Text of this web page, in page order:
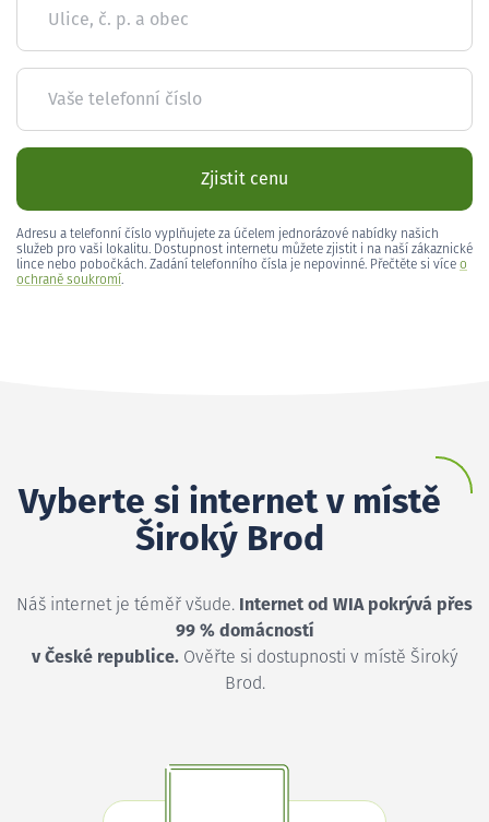
Ulice, č. p. a obec
Vaše telefonní číslo
Zjistit cenu
Adresu a telefonní číslo vyplňujete za účelem jednorázové nabídky našich
služeb pro vaši lokalitu. Dostupnost internetu můžete zjistit i na naší zákaznické
lince nebo pobočkách. Zadání telefonního čísla je nepovinné. Přečtěte si více o
ochraně soukromí.
Vyberte si internet v místě
Široký Brod
Náš internet je téměř všude. Internet od WIA pokrývá přes
99 % domácností
v České republice. Ověřte si dostupnosti v místě Široký
Brod.